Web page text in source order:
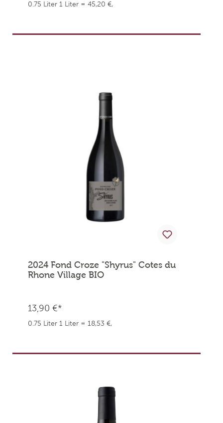
0.75 Liter 1 Liter = 45,20 €,
2024 Fond Croze "Shyrus" Cotes du
Rhone Village BIO
13,90 €*
0.75 Liter 1 Liter = 18,53 €,